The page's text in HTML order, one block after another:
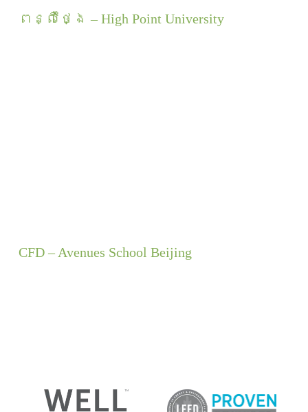
ពន្លឺថ្ងៃ – High Point University
CFD – Avenues School Beijing